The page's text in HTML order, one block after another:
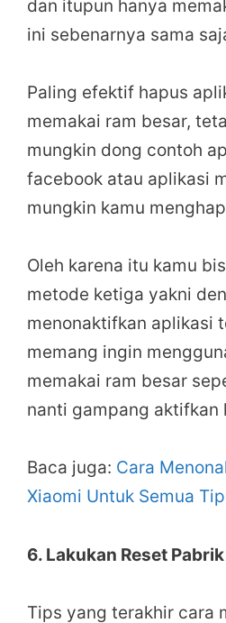
dan itupun hanya
ini sebenarnya sama
Paling efektif hapus
memakai ram besar,
mungkin dong contoh
facebook atau aplikasi
mungkin kamu
Oleh karena itu kamu
metode ketiga yakni
menonaktifkan aplikasi
memang ingin
memakai ram besar
nanti gampang aktifkan
Baca juga: Cara
Xiaomi Untuk Semua
6. Lakukan Reset
Tips yang terakhir cara